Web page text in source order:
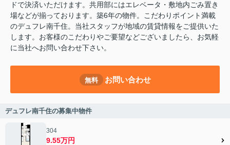
ドで決済いただけます。共用部にはエレベータ・敷地内ごみ置き
場などが揃っております。築6年の物件。こだわりポイント満載
のデュフレ南千住。当社スタッフが地域の賃貸情報をご提供いた
します。お客様のこだわりやご要望などございましたら、お気軽
に当社へお問い合わせ下さい。
無料 お問い合わせ
デュフレ南千住の募集中物件
304
9.55万円